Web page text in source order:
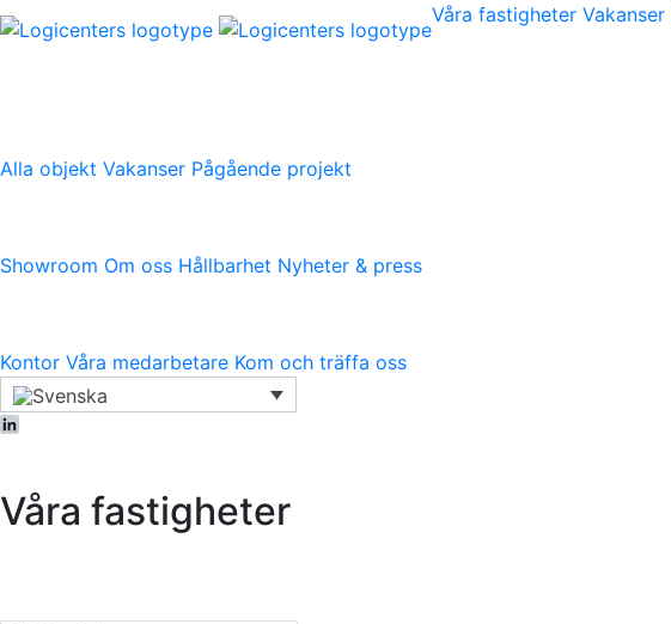
Våra fastigheter Vakanser
Alla objekt Vakanser Pågående projekt
Showroom Om oss Hållbarhet Nyheter & press
Kontor Våra medarbetare Kom och träffa oss
Våra fastigheter